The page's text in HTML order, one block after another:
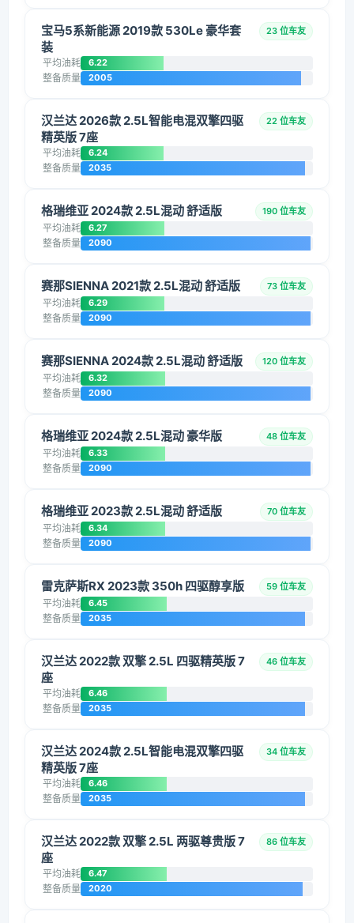
宝马5系新能源 2019款 530Le 豪华套
装
23 位车友
平均油耗 6.22
整备质量 2005
汉兰达 2026款 2.5L智能电混双擎四驱
精英版 7座
22 位车友
平均油耗 6.24
整备质量 2035
格瑞维亚 2024款 2.5L混动 舒适版 190 位车友
平均油耗 6.27
整备质量 2090
赛那SIENNA 2021款 2.5L混动 舒适版 73 位车友
平均油耗 6.29
整备质量 2090
赛那SIENNA 2024款 2.5L混动 舒适版 120 位车友
平均油耗 6.32
整备质量 2090
格瑞维亚 2024款 2.5L混动 豪华版 48 位车友
平均油耗 6.33
整备质量 2090
格瑞维亚 2023款 2.5L混动 舒适版 70 位车友
平均油耗 6.34
整备质量 2090
雷克萨斯RX 2023款 350h 四驱醇享版 59 位车友
平均油耗 6.45
整备质量 2035
汉兰达 2022款 双擎 2.5L 四驱精英版 7
座
46 位车友
平均油耗 6.46
整备质量 2035
汉兰达 2024款 2.5L智能电混双擎四驱
精英版 7座
34 位车友
平均油耗 6.46
整备质量 2035
汉兰达 2022款 双擎 2.5L 两驱尊贵版 7
座
86 位车友
平均油耗 6.47
整备质量 2020